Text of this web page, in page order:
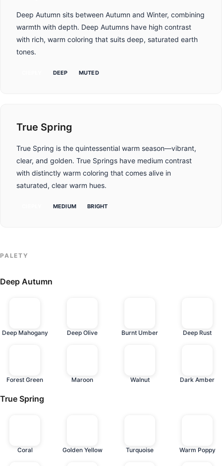
Deep Autumn sits between Autumn and Winter, combining
warmth with depth. Deep Autumns have high contrast
with rich, warm coloring that suits deep, saturated earth
tones.
DEEP MUTED
True Spring
True Spring is the quintessential warm season—vibrant,
clear, and golden. True Springs have medium contrast
with distinctly warm coloring that comes alive in
saturated, clear warm hues.
MEDIUM BRIGHT
PALETY
Deep Autumn
Deep Mahogany Deep Olive Burnt Umber Deep Rust
Forest Green Maroon Walnut Dark Amber
True Spring
Coral Golden Yellow Turquoise Warm Poppy